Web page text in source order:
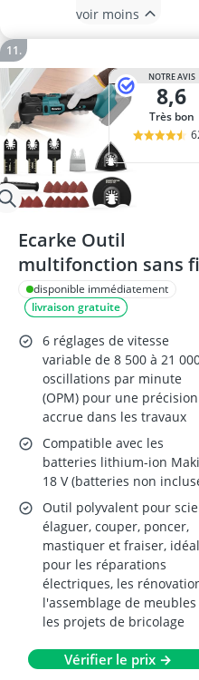
voir moins
NOTRE AVIS
8,6
Très bon
Ecarke Outil
multifonction sans
Makita 18V
disponible immédiatement
livraison gratuite
6 réglages de vitesse
variable de 8 500 à 21
oscillations par minute
(OPM) pour une précision
accrue dans les travaux
Compatible avec les
batteries lithium-ion
18 V (batteries non
Outil polyvalent pour
élaguer, couper, poncer,
mastiquer et fraiser, idéal
pour les réparations
électriques, les
l'assemblage de
les projets de bricolage
Vérifier le prix →